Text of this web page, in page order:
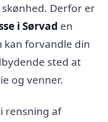
Derfor er
i Sørvad en
kan forvandle din
sted at
og venner.
rensning af